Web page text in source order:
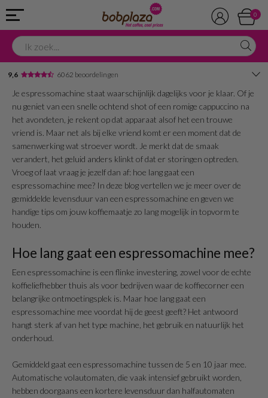
0
9,6 6062 beoordelingen
Avondbezorging
Advies in onze winkel
Je espressomachine staat waarschijnlijk dagelijks voor je klaar. Of je
nu geniet van een snelle ochtend shot of een romige cappuccino na
het avondeten, je rekent op dat apparaat alsof het een trouwe
vriend is. Maar net als bij elke vriend komt er een moment dat de
samenwerking wat stroever wordt. Je merkt dat de smaak
verandert, het geluid anders klinkt of dat er storingen optreden.
Vroeg of laat vraag je jezelf dan af: hoe lang gaat een
espressomachine mee? In deze blog vertellen we je meer over de
gemiddelde levensduur van een espressomachine en geven we
handige tips om jouw koffiemaatje zo lang mogelijk in topvorm te
houden.
Hoe lang gaat een espressomachine mee?
Een espressomachine is een flinke investering, zowel voor de echte
koffieliefhebber thuis als voor bedrijven waar de koffiecorner een
belangrijke ontmoetingsplek is. Maar hoe lang gaat een
espressomachine mee voordat hij de geest geeft? Het antwoord
hangt sterk af van het type machine, het gebruik en natuurlijk het
onderhoud.
Gemiddeld gaat een espressomachine tussen de 5 en 10 jaar mee.
Automatische volautomaten, die vaak intensief gebruikt worden,
hebben doorgaans een kortere levensduur dan halfautomaten